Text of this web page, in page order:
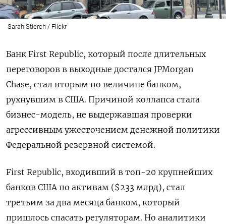
Sarah Stierch / Flickr
Банк First Republic, который после длительных
переговоров в выходные достался JPMorgan
Chase, стал вторым по величине банком,
рухнувшим в США. Причиной коллапса стала
бизнес-модель, не выдержавшая проверки
агрессивным ужесточением денежной политики
Федеральной резервной системой.
First Republic, входивший в топ-20 крупнейших
банков США по активам ($233 млрд), стал
третьим за два месяца банком, который
пришлось спасать регуляторам. Но аналитики